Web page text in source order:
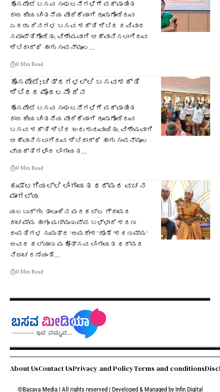
ಹೊಸಪೇಟೆ ಬಸವ ಸಂಘಟನೆಗಳಿಗೆ ಪಕ್ಷಾತೀತ
ರಾಜಕೀಯ ಚಿಂತನೆಯ ವೇದಿಕೆಯಾಗಿ ರೂಪುಗೊಂಡಿರುವ
ಎರಡು ದಿನಗಳ ಬಸವ ಶಕ್ತಿ ಶಿಬಿರ ರವಿವಾರ
ಸಮಾಪ್ತಿಗೊಂಡಿತು. ವಿಶೇಷವಾಗಿ ಆಹ್ವಾನಿಸಲಾಗಿರುವ
ಶಿಬಿರಾರ್ಥಿ ಹಾಗು ಸಂಪನ್ಮೂಲ…
0 Min Read
ಹೊಸಪೇಟೆ: ಚಿತ್ರಗಳಲ್ಲಿ ಬಸವಶಕ್ತಿ
ಶಿಬಿರದ ಮೊದಲನೇ ದಿನ
ಹೊಸಪೇಟೆ ಬಸವ ಸಂಘಟನೆಗಳಿಗೆ ಪಕ್ಷಾತೀತ
ರಾಜಕೀಯ ಚಿಂತನೆಯ ವೇದಿಕೆಯಾಗಿ ರೂಪುಗೊಂಡಿರುವ
ಬಸವ ಶಕ್ತಿ ಶಿಬಿರ ಇಂದು ಶುರುವಾಯಿತು. ವಿಶೇಷವಾಗಿ
ಆಹ್ವಾನಿಸಲಾಗಿರುವ ಶಿಬಿರಾರ್ಥಿ ಹಾಗು ಸಂಪನ್ಮೂಲ
ವ್ಯಕ್ತಿಗಳಿಂದ ಲಿಂಗಾಯತ…
0 Min Read
ಕುಷ್ಟಗಿಯಲ್ಲಿ ಲಿಂಗಾಯತ ಧರ್ಮದ ವಚನ
ಮಾಂಗಲ್ಯ
ಯಲಬುರ್ಗಾ: ತಾಲೂಕಿನ ಮರಕಟ್ಟ ಗ್ರಾಮದ
ರಾಚಮ್ಮ ಹಾಗೂ ಷಣ್ಮುಖಪ್ಪ ಬಳ್ಳಾರಿ ಶರಣ
ದಂಪತಿಗಳ ಸುಪುತ್ರ ‘ಅಮರೇಶ’ ಜೊತೆ ‘ಶರಣಮ್ಮ’
ಅವರ ಕಲ್ಯಾಣ ಮಹೋತ್ಸವ ಲಿಂಗಾಯತ ಧರ್ಮದ
ನಿಜಾಚರಣೆಯಂತೆ…
0 Min Read
About UsContact UsPrivacy and PolicyTerms and conditions
©Basava Media | All rights reserved | Developed & Managed by Infin Digital